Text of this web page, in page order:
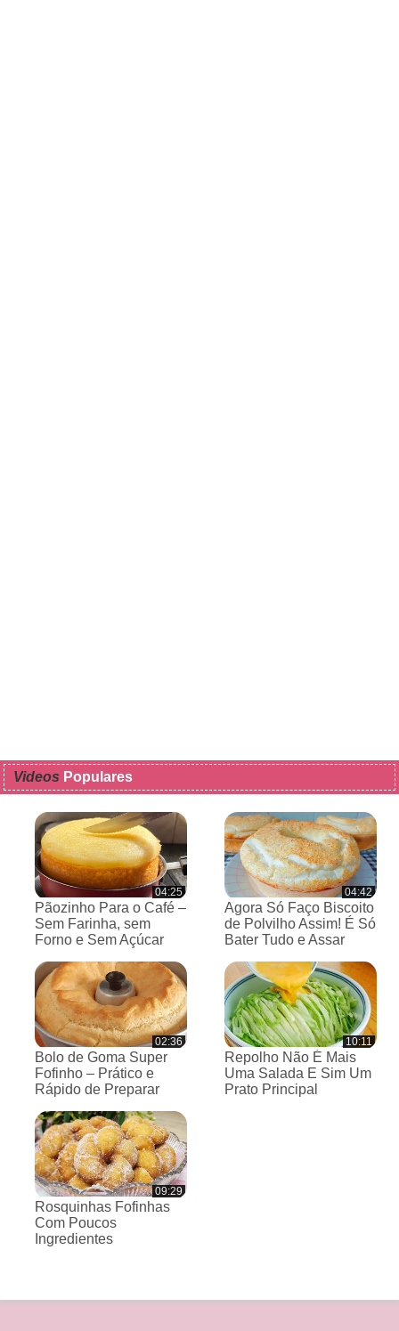
Videos Populares
04:25
Pãozinho Para o Café –
Sem Farinha, sem
Forno e Sem Açúcar
04:42
Agora Só Faço Biscoito
de Polvilho Assim! É Só
Bater Tudo e Assar
02:36
Bolo de Goma Super
Fofinho – Prático e
Rápido de Preparar
10:11
Repolho Não É Mais
Uma Salada E Sim Um
Prato Principal
09:29
Rosquinhas Fofinhas
Com Poucos
Ingredientes